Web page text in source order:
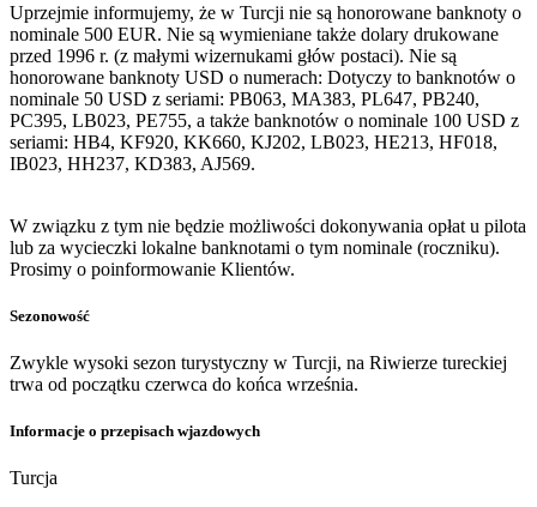
Uprzejmie informujemy, że w Turcji nie są honorowane banknoty o
nominale 500 EUR. Nie są wymieniane także dolary drukowane
przed 1996 r. (z małymi wizernukami głów postaci). Nie są
honorowane banknoty USD o numerach: Dotyczy to banknotów o
nominale 50 USD z seriami: PB063, MA383, PL647, PB240,
PC395, LB023, PE755, a także banknotów o nominale 100 USD z
seriami: HB4, KF920, KK660, KJ202, LB023, HE213, HF018,
IB023, HH237, KD383, AJ569.
W związku z tym nie będzie możliwości dokonywania opłat u pilota
lub za wycieczki lokalne banknotami o tym nominale (roczniku).
Prosimy o poinformowanie Klientów.
Sezonowość
Zwykle wysoki sezon turystyczny w Turcji, na Riwierze tureckiej
trwa od początku czerwca do końca września.
Informacje o przepisach wjazdowych
Turcja